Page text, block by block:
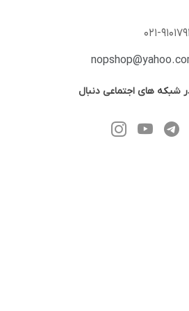
021-
شبکه های اجتماعی دنبال